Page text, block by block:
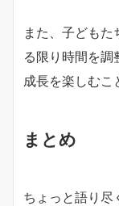
また、子ども
る限り時間を
成長を楽しむこ
まとめ
ちょっと語り尽